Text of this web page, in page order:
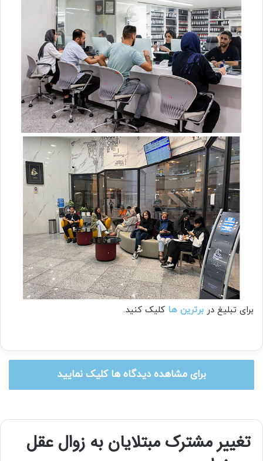
برای تبلیغ در برترین ها کلیک کنید.
برای مشاهده دیدگاه ها کلیک نمایید